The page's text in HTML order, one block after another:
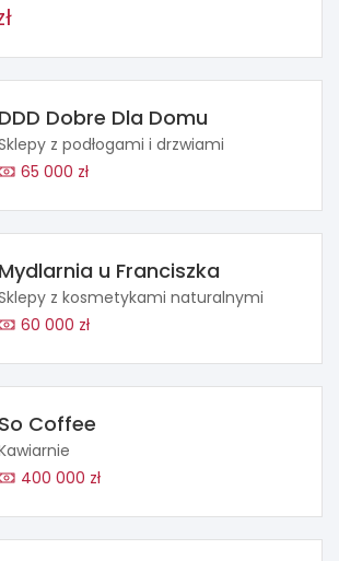
DDD Dobre Dla Domu
z podłogami i drzwiami
65 000 zł
Mydlarnia u Franciszka
z kosmetykami naturalnymi
60 000 zł
So Coffee
400 000 zł